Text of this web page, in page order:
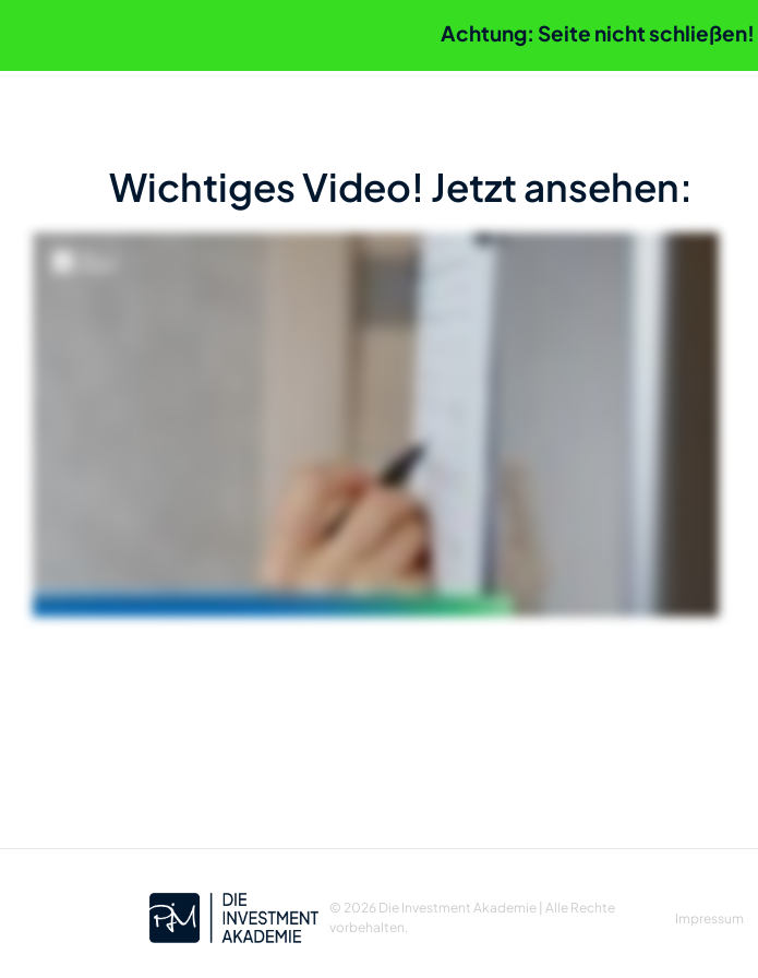
Achtung: Seite nicht schließen!
Wichtiges Video! Jetzt ansehen:
© 2026 Die Investment Akademie | Alle Rechte
vorbehalten.
Impressum